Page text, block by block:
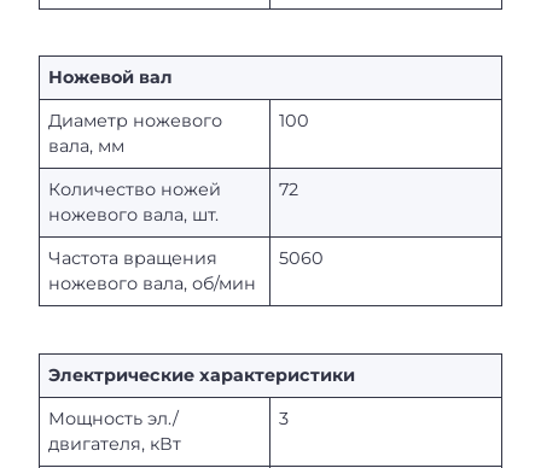
Ножевой вал
Диаметр ножевого
вала, мм
100
Количество ножей
ножевого вала, шт.
72
Частота вращения
ножевого вала, об/мин
5060
Электрические характеристики
Мощность эл./
двигателя, кВт
3